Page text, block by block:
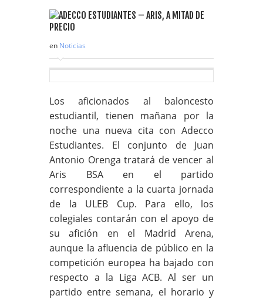
en Noticias
Los aficionados al baloncesto
estudiantil, tienen mañana por la
noche una nueva cita con Adecco
Estudiantes. El conjunto de Juan
Antonio Orenga tratará de vencer al
Aris BSA en el partido
correspondiente a la cuarta jornada
de la ULEB Cup. Para ello, los
colegiales contarán con el apoyo de
su afición en el Madrid Arena,
aunque la afluencia de público en la
competición europea ha bajado con
respecto a la Liga ACB. Al ser un
partido entre semana, el horario y